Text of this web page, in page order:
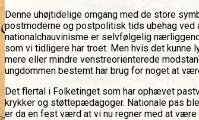
Denne uhøjtidelige omgang med de store
postmoderne og postpolitisk tids ubehag
nationalchauvinisme er selvfølgelig
som vi tidligere har troet. Men hvis det kunne
mere eller mindre venstreorienterede
ungdommen bestemt har brug for noget at
Det flertal i Folketinget som har ophævet
krykker og støttepædagoger. Nationale pas
er da en fest værd at vi nu regner med at